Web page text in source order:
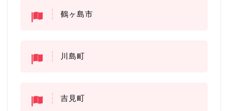
鶴ヶ島市
川島町
吉見町